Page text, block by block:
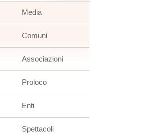
Media
Comuni
Associazioni
Proloco
Enti
Spettacoli